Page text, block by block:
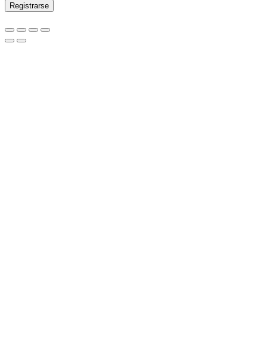
Registrarse